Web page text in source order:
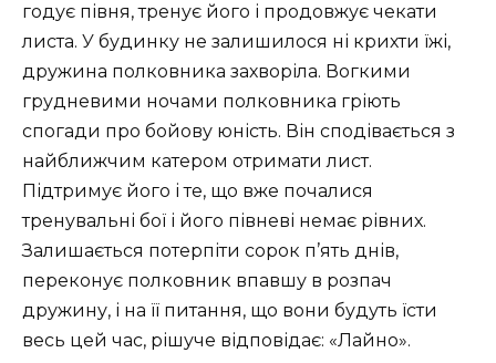
годує півня, тренує його і продовжує чекати
листа. У будинку не залишилося ні крихти їжі,
дружина полковника захворіла. Вогкими
грудневими ночами полковника гріють
спогади про бойову юність. Він сподівається з
найближчим катером отримати лист.
Підтримує його і те, що вже почалися
тренувальні бої і його півневі немає рівних.
Залишається потерпіти сорок п’ять днів,
переконує полковник впавшу в розпач
дружину, і на її питання, що вони будуть їсти
весь цей час, рішуче відповідає: «Лайно».